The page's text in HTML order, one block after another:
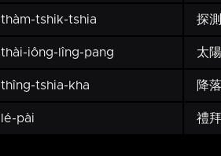
thàm-tshik-tshia 探
thài-iông-lîng-pang 太
thîng-tshia-kha 降
lé-pài 禮